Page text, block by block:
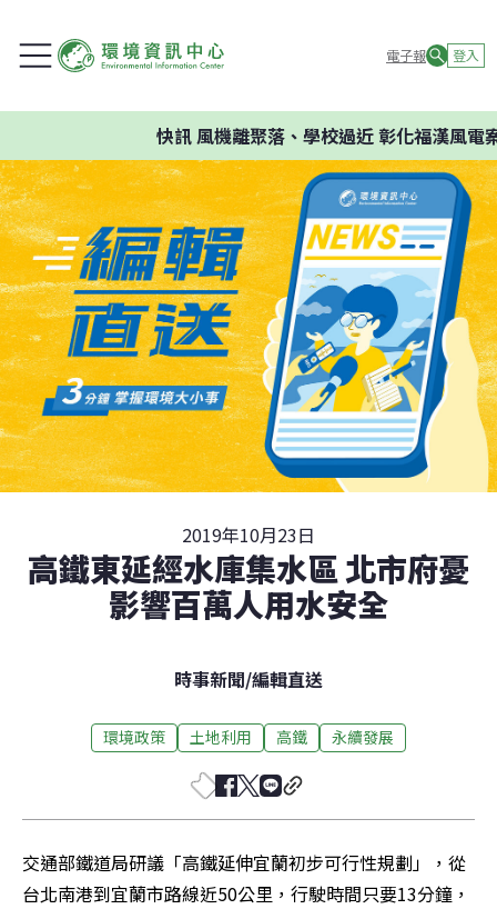
電子報 登入
快訊風機離聚落、學校過近 彰化福漢風電案
2019年10月23日
高鐵東延經水庫集水區 北市府憂
影響百萬人用水安全
時事新聞/編輯直送
環境政策 土地利用 高鐵 永續發展
交通部鐵道局研議「高鐵延伸宜蘭初步可行性規劃」，從
台北南港到宜蘭市路線近50公里，行駛時間只要13分鐘，